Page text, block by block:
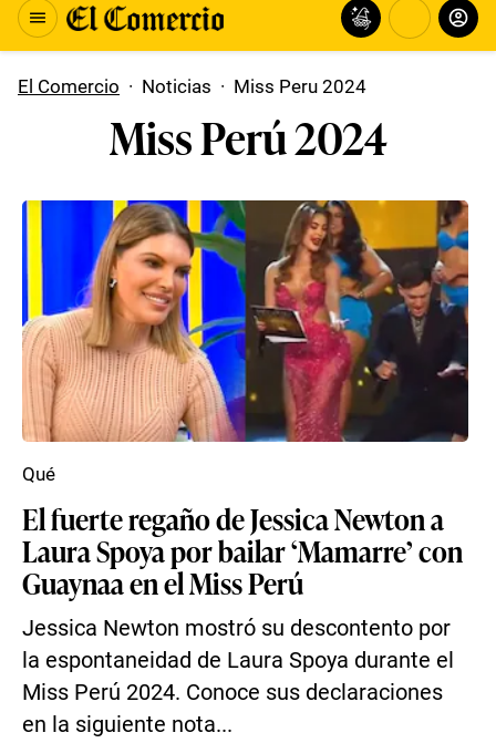
El Comercio · Noticias · Miss Peru 2024
Miss Perú 2024
El fuerte regaño de Jessica Newton a
Laura Spoya por bailar ‘Mamarre’ con
Guaynaa en el Miss Perú
Jessica Newton mostró su descontento por
la espontaneidad de Laura Spoya durante el
Miss Perú 2024. Conoce sus declaraciones
en la siguiente nota...
Qué